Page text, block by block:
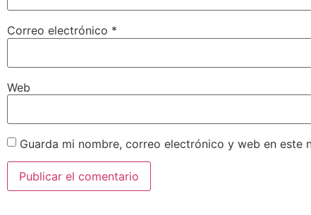
Correo electrónico *
Web
Guarda mi nombre, correo electrónico y web en este